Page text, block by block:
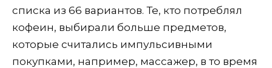
списка из 66 вариантов. Те, кто потреблял
кофеин, выбирали больше предметов,
которые считались импульсивными
покупками, например, массажер, в то время